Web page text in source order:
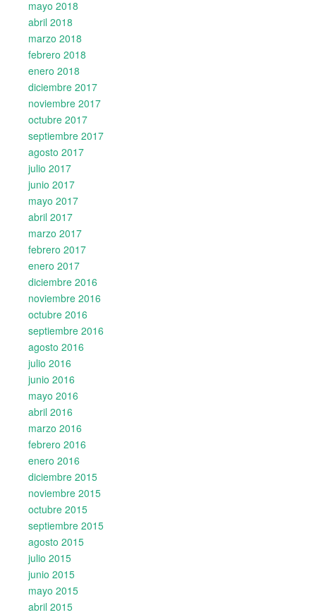
mayo 2018
abril 2018
marzo 2018
febrero 2018
enero 2018
diciembre 2017
noviembre 2017
octubre 2017
septiembre 2017
agosto 2017
julio 2017
junio 2017
mayo 2017
abril 2017
marzo 2017
febrero 2017
enero 2017
diciembre 2016
noviembre 2016
octubre 2016
septiembre 2016
agosto 2016
julio 2016
junio 2016
mayo 2016
abril 2016
marzo 2016
febrero 2016
enero 2016
diciembre 2015
noviembre 2015
octubre 2015
septiembre 2015
agosto 2015
julio 2015
junio 2015
mayo 2015
abril 2015